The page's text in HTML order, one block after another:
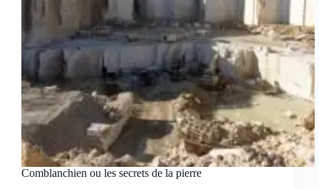
Comblanchien ou les secrets de la pierre